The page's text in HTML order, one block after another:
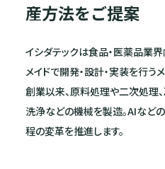
産方法をご提案
イシダテックは食品・医薬品業
メイドで開発・設計・実装を行う
創業以来、原料処理や二次処理、
洗浄などの機械を製造。AIなど
程の変革を推進します。